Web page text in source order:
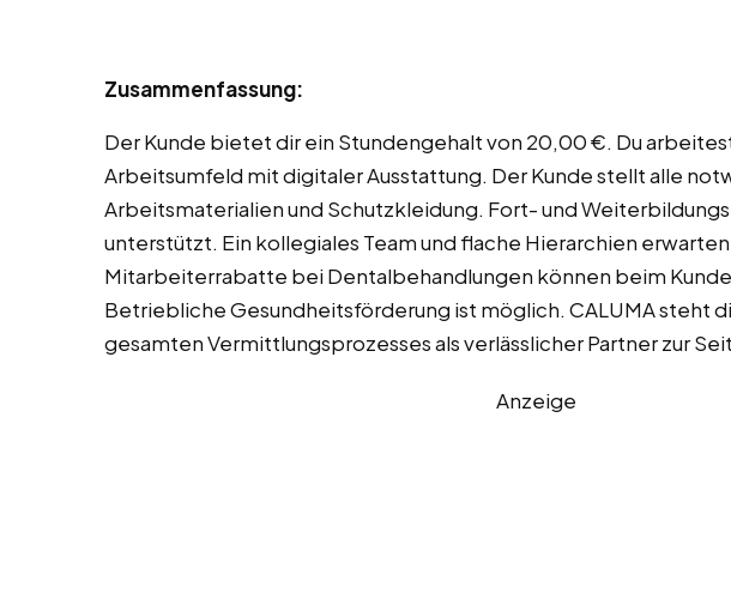
Zusammenfassung:
Der Kunde bietet dir ein Stundengehalt von 20,00 €. Du
Arbeitsumfeld mit digitaler Ausstattung. Der Kunde stellt alle
Arbeitsmaterialien und Schutzkleidung. Fort- und
unterstützt. Ein kollegiales Team und flache Hierarchien
Mitarbeiterrabatte bei Dentalbehandlungen können beim
Betriebliche Gesundheitsförderung ist möglich. CALUMA steht
gesamten Vermittlungsprozesses als verlässlicher Partner zur
Anzeige